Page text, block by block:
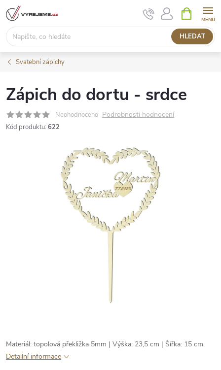
Přejít
na
obsah
HLEDAT
NÁKUPNÍ
KOŠÍK
Svatební zápichy
Zápich do dortu - srdce
Neohodnoceno Podrobnosti hodnocení
Kód produktu: 622
Materiál: topolová překližka 5mm | Výška: 23,5 cm | Šířka: 15 cm
Detailní informace